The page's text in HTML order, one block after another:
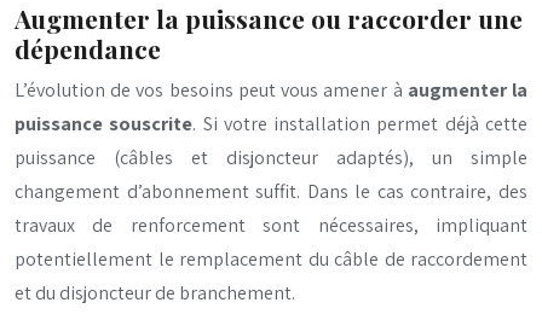
Augmenter la puissance ou raccorder une
dépendance
L’évolution de vos besoins peut vous amener à augmenter la
puissance souscrite. Si votre installation permet déjà cette
puissance (câbles et disjoncteur adaptés), un simple
changement d’abonnement suffit. Dans le cas contraire, des
travaux de renforcement sont nécessaires, impliquant
potentiellement le remplacement du câble de raccordement
et du disjoncteur de branchement.